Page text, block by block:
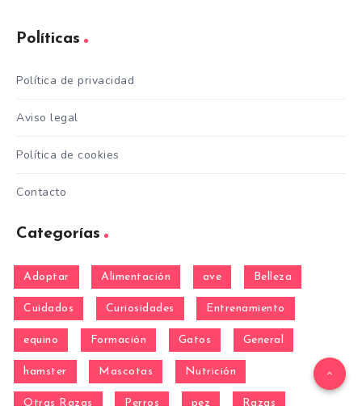
Políticas
Política de privacidad
Aviso legal
Política de cookies
Contacto
Categorías
Adoptar Alimentación ave Belleza
Cuidados Curiosidades Entrenamiento
equino Formación Gatos General
hamster Mascotas Nutrición
Otras Razas Perros pez Razas